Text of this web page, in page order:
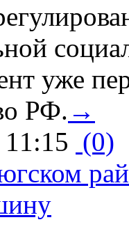
уже
РФ. →
(0)